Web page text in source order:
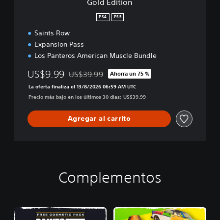
PS4 PS5
Saints Row
Expansion Pass
Los Panteros American Muscle Bundle
US$9.99 Rebajado del precio original de US$39.99
US$39.99 Ahorra un 75 %
La oferta finaliza el 13/8/2026 06:59 AM UTC
Precio más bajo en los últimos 30 días: US$39.99
Agregar al carrito
Complementos